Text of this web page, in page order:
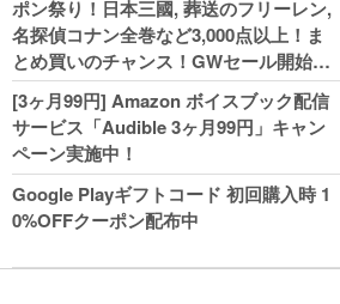
翼100円セールも！
ポン祭り！日本三國, 葬送のフリーレン,
名探偵コナン全巻など3,000点以上！ま
とめ買いのチャンス！GWセール開始！
人気コミック多数 カドカワ祭やIT関連本
がセールに！
[3ヶ月99円] Amazon ボイスブック配信
サービス「Audible 3ヶ月99円」キャン
ペーン実施中！
Google Playギフトコード 初回購入時 1
0%OFFクーポン配布中